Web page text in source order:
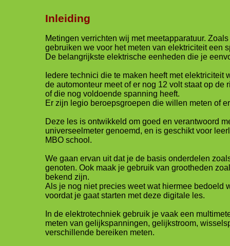
Inleiding
Metingen verrichten wij met meetapparatuur.
gebruiken we voor het meten van elektriciteit een
De belangrijkste elektrische eenheden die je
Iedere technici die te maken heeft met
de automonteur meet of er nog 12 volt staat op
of die nog voldoende spanning heeft.
Er zijn legio beroepsgroepen die willen meten of
Deze les is ontwikkeld om goed en verantwoord
universeelmeter genoemd, en is geschikt voor
MBO school.
We gaan ervan uit dat je de basis onderdelen
genoten. Ook maak je gebruik van grootheden
bekend zijn.
Als je nog niet precies weet wat hiermee bedoeld
voordat je gaat starten met deze digitale les.
In de elektrotechniek gebruik je vaak een
meten van gelijkspanningen, gelijkstroom,
verschillende bereiken meten.